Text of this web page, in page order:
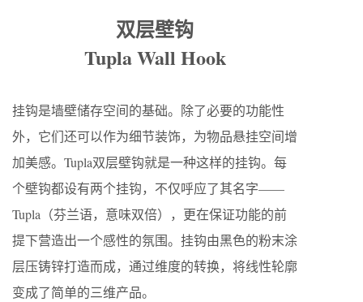
双层壁钩
Tupla Wall Hook
挂钩是墙壁储存空间的基础。除了必要的功能性
外，它们还可以作为细节装饰，为物品悬挂空间增
加美感。Tupla双层壁钩就是一种这样的挂钩。每
个壁钩都设有两个挂钩，不仅呼应了其名字——
Tupla（芬兰语，意味双倍），更在保证功能的前
提下营造出一个感性的氛围。挂钩由黑色的粉末涂
层压铸锌打造而成，通过维度的转换，将线性轮廓
变成了简单的三维产品。